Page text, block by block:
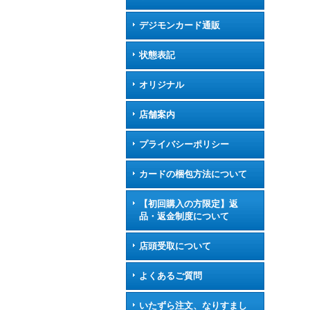
デジモンカード通販
状態表記
オリジナル
店舗案内
プライバシーポリシー
カードの梱包方法について
【初回購入の方限定】返
品・返金制度について
店頭受取について
よくあるご質問
いたずら注文、なりすまし